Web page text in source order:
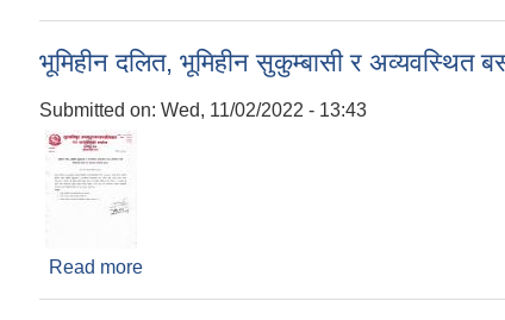
भूमिहीन दलित, भूमिहीन सुकुम्बासी र अव्यवस्थित
Submitted on: Wed, 11/02/2022 - 13:43
Read more